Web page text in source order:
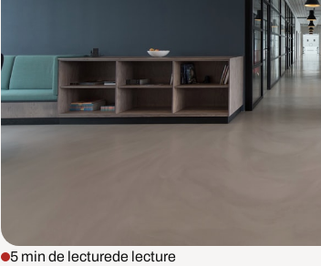
5 min de lecturede lecture